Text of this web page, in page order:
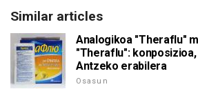
Similar articles
Analogikoa "Theraflu"
"Theraflu":
Antzeko erabilera
Osasun